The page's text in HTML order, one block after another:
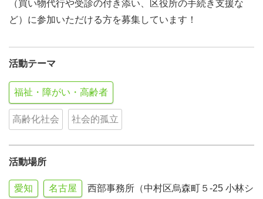
（買い物代行や受診の付き添い、区役所の手続き支援な
ど）に参加いただける方を募集しています！
活動テーマ
福祉・障がい・高齢者
高齢化社会 社会的孤立
活動場所
愛知 名古屋
西部事務所（中村区烏森町５-25 小林シ